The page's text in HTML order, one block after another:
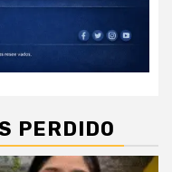
PERDIDO